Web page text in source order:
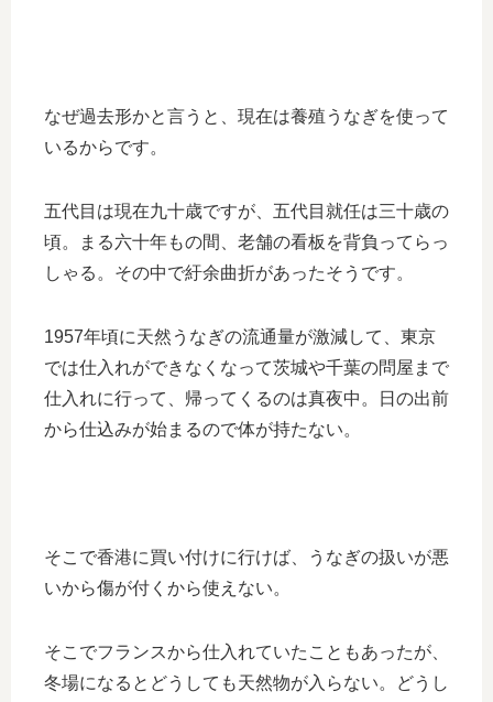
なぜ過去形かと言うと、現在は養殖うなぎを使って
いるからです。
五代目は現在九十歳ですが、五代目就任は三十歳の
頃。まる六十年もの間、老舗の看板を背負ってらっ
しゃる。その中で紆余曲折があったそうです。
1957年頃に天然うなぎの流通量が激減して、東京
では仕入れができなくなって茨城や千葉の問屋まで
仕入れに行って、帰ってくるのは真夜中。日の出前
から仕込みが始まるので体が持たない。
そこで香港に買い付けに行けば、うなぎの扱いが悪
いから傷が付くから使えない。
そこでフランスから仕入れていたこともあったが、
冬場になるとどうしても天然物が入らない。どうし